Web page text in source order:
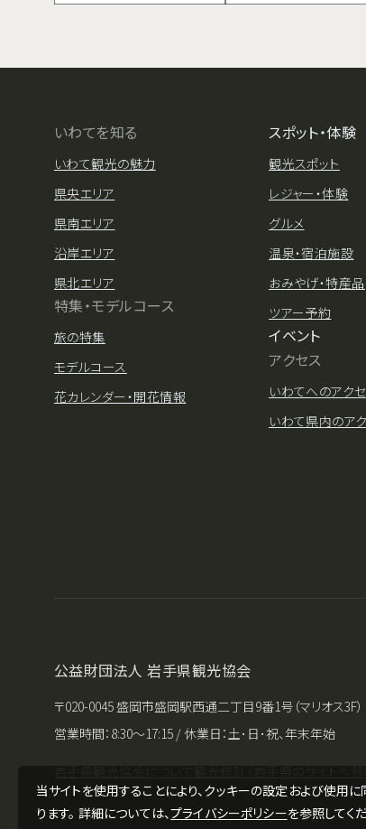
当サイトを使用することにより、クッキーの設定および使用
ります。 詳細については、プライバシーポリシーを参照してく
いわてを知る
いわて観光の魅力
県央エリア
県南エリア
沿岸エリア
県北エリア
特集・モデルコース
旅の特集
モデルコース
花カレンダー・開花情報
スポット・体験
観光スポット
レジャー・体験
グルメ
温泉・宿泊施設
おみやげ・特産品
ツアー予約
イベント
アクセス
いわてへのアク
いわて県内のア
公益財団法人 岩手県観光協会
〒020-0045 盛岡市盛岡駅西通二丁目9番1号（マリオス3F
営業時間：8:30〜17:15 / 休業日：土･日･祝、年末年始